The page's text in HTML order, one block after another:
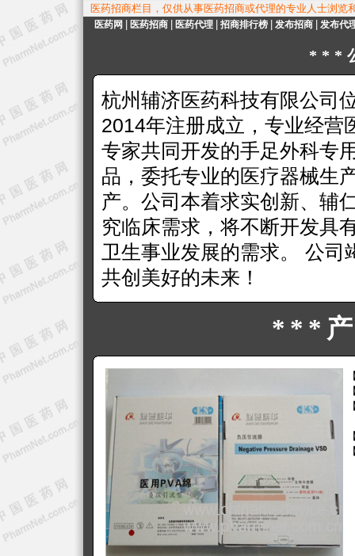
医药招商栏目，仅供从事医药招商或代理的专业人士浏览
医药网 医药招商 医药代理 招商排行榜 发布招商 发布代
***
杭州辅济医药科技有限公司
2014年注册成立，专业经营
专家共同开发的手足外科专
品，委托专业的医疗器械生
产。公司本着求实创新、辅
究临床需求，将不断开发具
卫生事业发展的需求。 公
共创美好的未来！
***